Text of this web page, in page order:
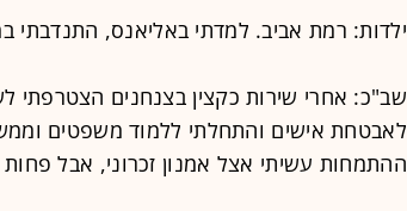
ילדות: רמת אביב. למדתי באליאנס, התנדבתי
שב"כ: אחרי שירות כקצין בצנחנים הצטרפתי
לאבטחת אישים והתחלתי ללמוד משפטים
ההתמחות עשיתי אצל אמנון זכרוני, אבל